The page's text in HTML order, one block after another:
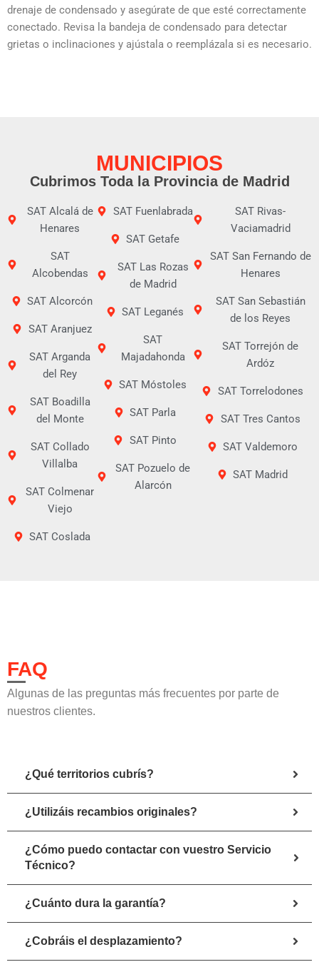
drenaje de condensado y asegúrate de que esté correctamente
conectado. Revisa la bandeja de condensado para detectar
grietas o inclinaciones y ajústala o reemplázala si es necesario.
MUNICIPIOS
Cubrimos Toda la Provincia de Madrid
SAT Alcalá de
Henares
SAT
Alcobendas
SAT Alcorcón
SAT Aranjuez
SAT Arganda
del Rey
SAT Boadilla
del Monte
SAT Collado
Villalba
SAT Colmenar
Viejo
SAT Coslada
SAT Fuenlabrada
SAT Getafe
SAT Las Rozas
de Madrid
SAT Leganés
SAT
Majadahonda
SAT Móstoles
SAT Parla
SAT Pinto
SAT Pozuelo de
Alarcón
SAT Rivas-
Vaciamadrid
SAT San Fernando de
Henares
SAT San Sebastián
de los Reyes
SAT Torrejón de
Ardóz
SAT Torrelodones
SAT Tres Cantos
SAT Valdemoro
SAT Madrid
FAQ
Algunas de las preguntas más frecuentes por parte de
nuestros clientes.
¿Qué territorios cubrís?
¿Utilizáis recambios originales?
¿Cómo puedo contactar con vuestro Servicio
Técnico?
¿Cuánto dura la garantía?
¿Cobráis el desplazamiento?